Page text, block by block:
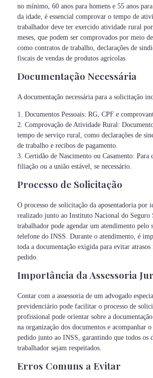
no mínimo, 60 anos para homens e 55 anos
da idade, é essencial comprovar o tempo de
trabalhador deve ter exercido atividade rural
meses, que podem ser comprovados por meio
como contratos de trabalho, declarações de
fiscais de vendas de produtos agrícolas.
Documentação Necessária
A documentação necessária para a solicitação
1. Documentos Pessoais: RG, CPF e
2. Comprovação de Atividade Rural:
tempo de serviço rural, como declarações de
de trabalho e recibos de pagamento.
3. Certidão de Nascimento ou Casamento: Para
filiação ou a união estável, se necessário.
Processo de Solicitação
O processo de solicitação da aposentadoria por
realizado junto ao Instituto Nacional do
trabalhador pode agendar um atendimento pelo
telefone do INSS. Durante o atendimento, é
toda a documentação exigida para evitar atrasos
pedido.
Importância da Assessoria
Contar com a assessoria de um advogado
previdenciário pode facilitar o processo de
profissional pode orientar sobre a
na organização dos documentos e acompanhar
pedido junto ao INSS, garantindo que todos os
trabalhador sejam respeitados.
Erros Comuns a Evitar